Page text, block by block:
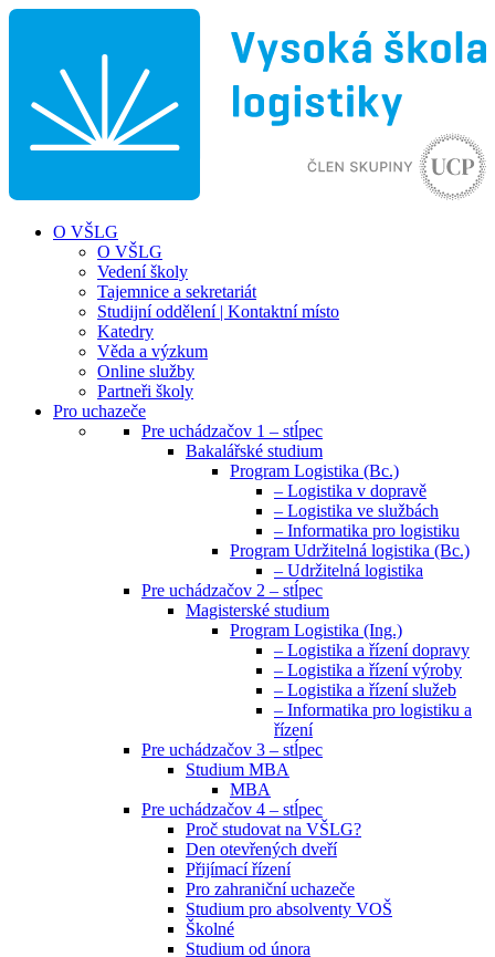
O VŠLG
O VŠLG
Vedení školy
Tajemnice a sekretariát
Studijní oddělení | Kontaktní místo
Katedry
Věda a výzkum
Online služby
Partneři školy
Pro uchazeče
Pre uchádzačov 1 – stĺpec
Bakalářské studium
Program Logistika (Bc.)
– Logistika v dopravě
– Logistika ve službách
– Informatika pro logistiku
Program Udržitelná logistika (Bc.)
– Udržitelná logistika
Pre uchádzačov 2 – stĺpec
Magisterské studium
Program Logistika (Ing.)
– Logistika a řízení dopravy
– Logistika a řízení výroby
– Logistika a řízení služeb
– Informatika pro logistiku a
řízení
Pre uchádzačov 3 – stĺpec
Studium MBA
MBA
Pre uchádzačov 4 – stĺpec
Proč studovat na VŠLG?
Den otevřených dveří
Přijímací řízení
Pro zahraniční uchazeče
Studium pro absolventy VOŠ
Školné
Studium od února